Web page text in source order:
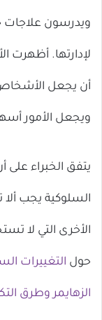
ويدرسون علاجات
لإدارتها. أظهرت
أن يجعل الأشخاص
ويجعل الأمور
يتفق الخبراء على
السلوكية يجب ألا
الأخرى التي لا
حول التغييرات
الزهايمر وطرق